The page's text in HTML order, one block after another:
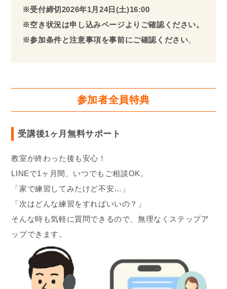
※受付締切2026年1月24日(土)16:00
※空き状況は申し込みページよりご確認ください。
※参加条件と注意事項を事前にご確認ください。
参加者全員特典
受講後1ヶ月無料サポート
教室が終わった後も安心！
LINEで1ヶ月間、いつでもご相談OK。
「家で練習してみたけど不安…」
「次はどんな練習をすればいいの？」
そんな時も気軽に質問できるので、無理なくステップア
ップできます。